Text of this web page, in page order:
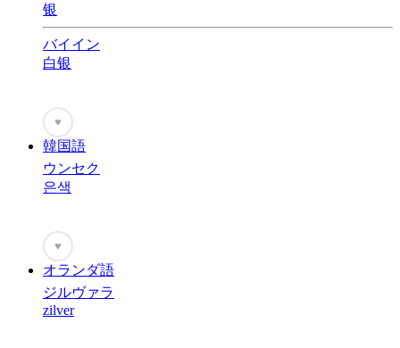
银
バイイン
白银
♥
韓国語
ウンセク
은색
♥
オランダ語
ジルヴァラ
zilver